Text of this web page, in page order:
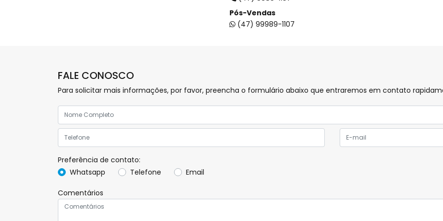
Pós-Vendas
(47) 99989-1107
FALE CONOSCO
Para solicitar mais informações, por favor, preencha o formulário abaixo que entraremos em contato
Preferência de contato:
Whatsapp
Telefone Email
Comentários